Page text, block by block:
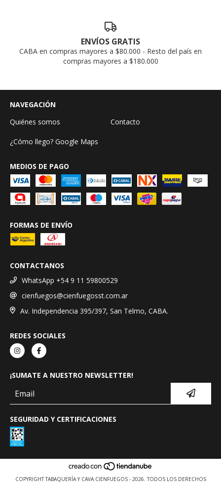
ENVÍOS GRATIS
CABA en compras mayores a $80.000 - Resto del país en
compras mayores a $180.000
NAVEGACIÓN
Quiénes somos
Contacto
¿Cómo llego? Google Maps
MEDIOS DE PAGO
FORMAS DE ENVÍO
CONTACTANOS
WhatsApp +54 9 11 59800529
cienfuegos@cienfuegosst.com.ar
Av. Independencia 395/397, San Telmo, CABA.
REDES SOCIALES
¡SUMATE A NUESTRO NEWSLETTER!
SEGURIDAD Y CERTIFICACIONES
COPYRIGHT TABAQUERÍA Y CAVA CIENFUEGOS - 2026. TODOS LOS DERECHOS